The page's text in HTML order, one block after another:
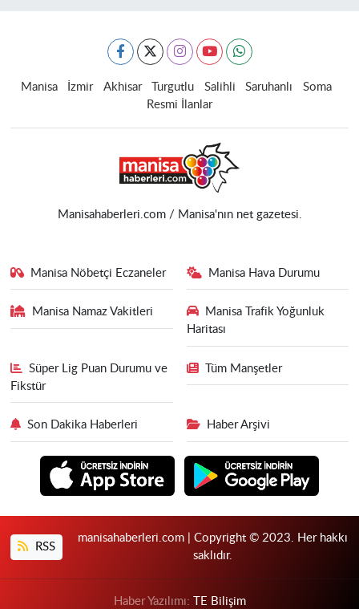
Manisa İzmir Akhisar Turgutlu Salihli Saruhanlı
Soma
Resmi İlanlar
Manisahaberleri.com / Manisa'nın net gazetesi.
Manisa Nöbetçi Eczaneler Manisa Hava Durumu
Manisa Namaz Vakitleri
Manisa Trafik Yoğunluk
Haritası
Süper Lig Puan Durumu ve
Fikstür
Tüm Manşetler
Son Dakika Haberleri Haber Arşivi
RSS
manisahaberleri.com | Copyright © 2023. Her hakkı
saklıdır.
Haber Yazılımı: TE Bilişim